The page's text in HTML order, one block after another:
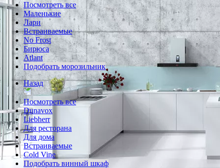
Посмотреть все
Маленькие
Лари
Встраиваемые
No Frost
Бирюса
Atlant
Подобрать морозильник
Назад
Посмотреть все
Dunavox
Liebherr
Для ресторана
Для дома
Встраиваемые
Cold Vine
Подобрать винный шкаф